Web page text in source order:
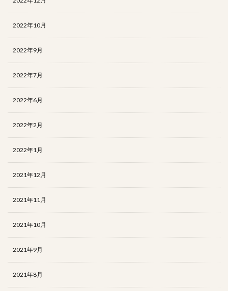
2022年10月
2022年9月
2022年7月
2022年6月
2022年2月
2022年1月
2021年12月
2021年11月
2021年10月
2021年9月
2021年8月